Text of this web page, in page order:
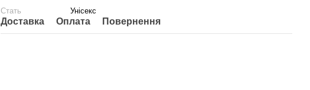
Стать
Унісекс
Доставка Оплата Повернення